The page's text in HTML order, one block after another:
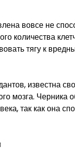
вовсе не
количества
тягу к
известна
мозга. Черника
так как она